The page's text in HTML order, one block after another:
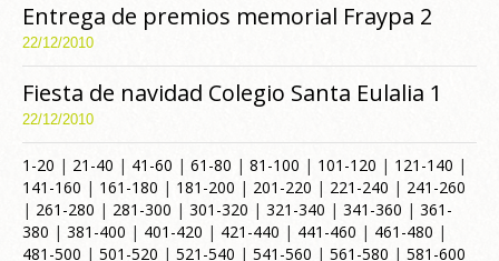
Entrega de premios memorial Fraypa 2
22/12/2010
Fiesta de navidad Colegio Santa Eulalia 1
22/12/2010
1-20 | 21-40 | 41-60 | 61-80 | 81-100 | 101-120 | 121-140 |
141-160 | 161-180 | 181-200 | 201-220 | 221-240 | 241-260
| 261-280 | 281-300 | 301-320 | 321-340 | 341-360 | 361-
380 | 381-400 | 401-420 | 421-440 | 441-460 | 461-480 |
481-500 | 501-520 | 521-540 | 541-560 | 561-580 | 581-600